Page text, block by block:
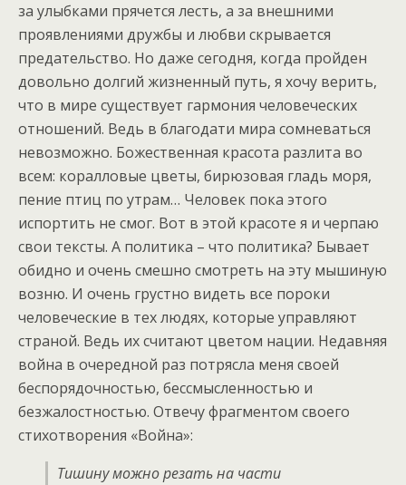
за улыбками прячется лесть, а за внешними
проявлениями дружбы и любви скрывается
предательство. Но даже сегодня, когда пройден
довольно долгий жизненный путь, я хочу верить,
что в мире существует гармония человеческих
отношений. Ведь в благодати мира сомневаться
невозможно. Божественная красота разлита во
всем: коралловые цветы, бирюзовая гладь моря,
пение птиц по утрам… Человек пока этого
испортить не смог. Вот в этой красоте я и черпаю
свои тексты. А политика – что политика? Бывает
обидно и очень смешно смотреть на эту мышиную
возню. И очень грустно видеть все пороки
человеческие в тех людях, которые управляют
страной. Ведь их считают цветом нации. Недавняя
война в очередной раз потрясла меня своей
беспорядочностью, бессмысленностью и
безжалостностью. Отвечу фрагментом своего
стихотворения «Война»:
Тишину можно резать на части